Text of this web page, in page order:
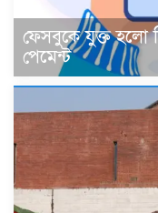
ফেসবুকে যুক্ত হলো
পেমেন্ট